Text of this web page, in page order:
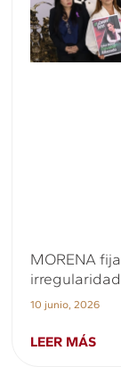
MORENA
10 junio, 2026
LEER MÁS